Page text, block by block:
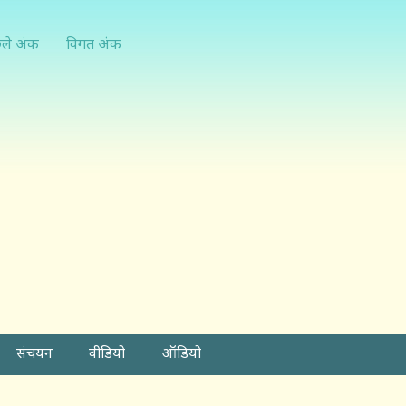
अंक विगत अंक
संचयन वीडियो ऑडियो